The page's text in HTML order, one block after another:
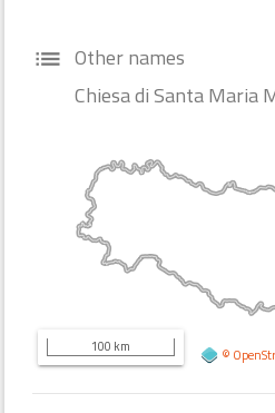
list Other names
Chiesa di Santa Maria
©
100 km